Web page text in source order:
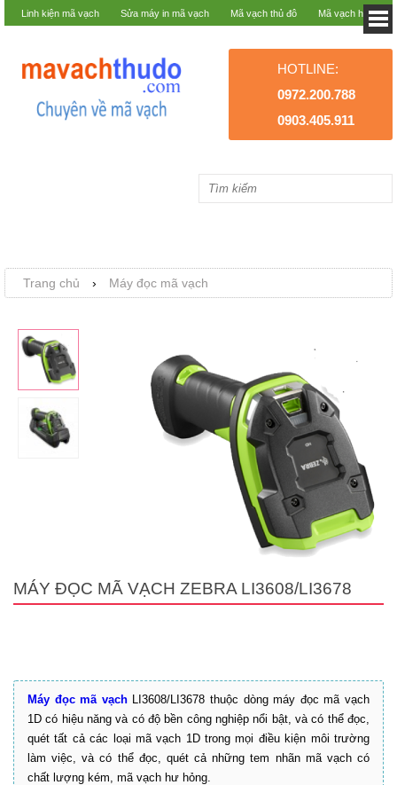
Linh kiện mã vạch Sửa máy in mã vạch Mã vạch thủ đô Mã vạch hà nội
HOTLINE:
0972.200.788
0903.405.911
Trang chủ › Máy đọc mã vạch
MÁY ĐỌC MÃ VẠCH ZEBRA LI3608/LI3678
Máy đọc mã vạchLI3608/LI3678 thuộc dòng máy đọc mã vạch
1D có hiệu năng và có độ bền công nghiệp nổi bật, và có thể đọc,
quét tất cả các loại mã vạch 1D trong mọi điều kiện môi trường
làm việc, và có thể đọc, quét cả những tem nhãn mã vạch có
chất lượng kém, mã vạch hư hỏng.